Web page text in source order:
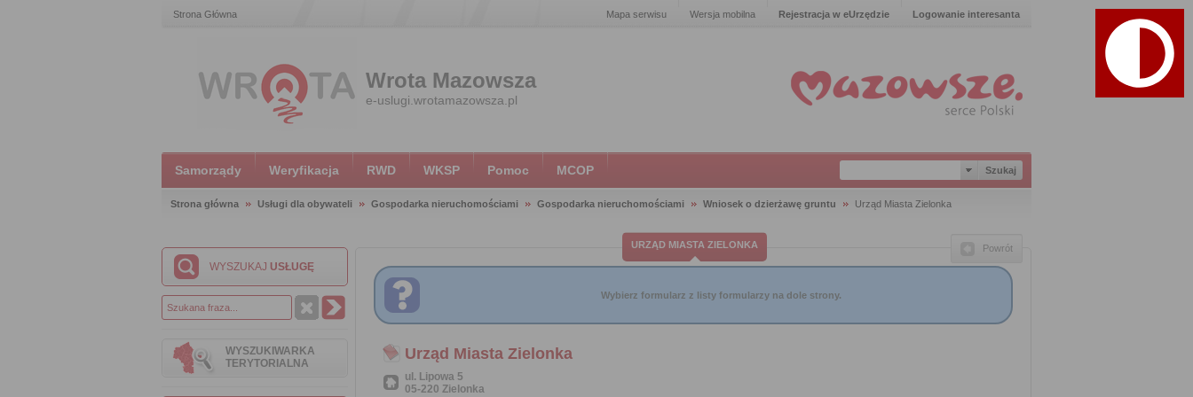
Strona Główna Mapa serwisu Wersja mobilna Rejestracja w eUrzędzie Logowanie interesanta
Wrota Mazowsza
e-uslugi.wrotamazowsza.pl
Samorządy Weryfikacja RWD WKSP Pomoc MCOP
Strona główna Usługi dla obywateli Gospodarka nieruchomościami Gospodarka nieruchomościami Wniosek o dzierżawę gruntu Urząd Miasta Zielonka
WYSZUKAJ USŁUGĘ
WYSZUKIWARKA
TERYTORIALNA
URZĄD MIASTA ZIELONKA Powrót
Wybierz formularz z listy formularzy na dole strony.
Urząd Miasta Zielonka
ul. Lipowa 5
05-220 Zielonka